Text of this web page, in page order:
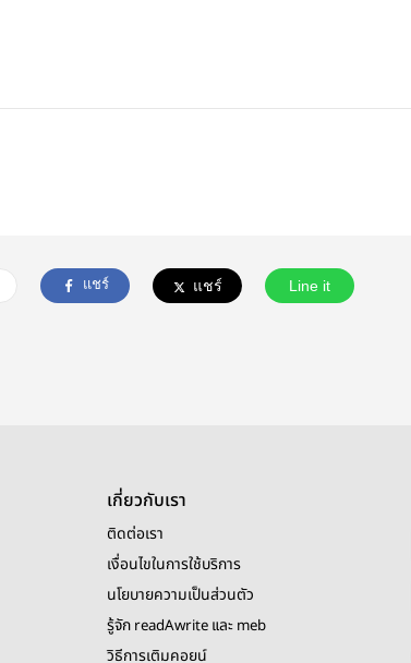
แชร์ แชร์ Line it
เกี่ยวกับเรา
ติดต่อเรา
เงื่อนไขในการใช้บริการ
นโยบายความเป็นส่วนตัว
รู้จัก readAwrite และ meb
วิธีการเติมคอยน์